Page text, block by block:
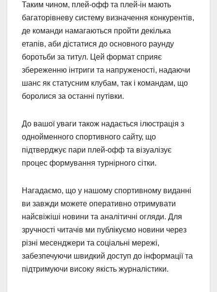
Таким чином, плей-офф та плей-ін мають
багаторівневу систему визначення конкурентів,
де команди намагаються пройти декілька
етапів, аби дістатися до основного раунду
боротьби за титул. Цей формат сприяє
збереженню інтриги та напруженості, надаючи
шанс як статусним клубам, так і командам, що
боролися за останні путівки.
До вашої уваги також надається ілюстрація з
однойменного спортивного сайту, що
підтверджує пари плей-офф та візуалізує
процес формування турнірного сітки.
Нагадаємо, що у нашому спортивному виданні
ви завжди можете оперативно отримувати
найсвіжіші новини та аналітичні огляди. Для
зручності читачів ми публікуємо новини через
різні месенджери та соціальні мережі,
забезпечуючи швидкий доступ до інформації та
підтримуючи високу якість журналістики.